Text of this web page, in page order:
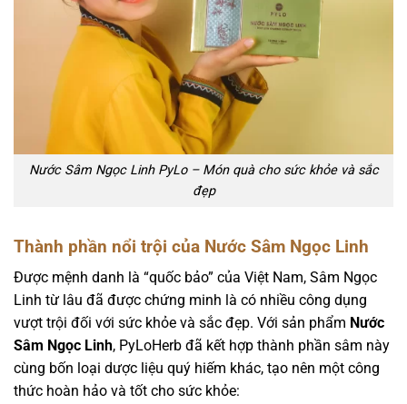
Nước Sâm Ngọc Linh PyLo – Món quà cho sức khỏe và sắc
đẹp
Thành phần nổi trội của Nước Sâm Ngọc Linh
Được mệnh danh là “quốc bảo” của Việt Nam, Sâm Ngọc
Linh từ lâu đã được chứng minh là có nhiều công dụng
vượt trội đối với sức khỏe và sắc đẹp. Với sản phẩm Nước
Sâm Ngọc Linh, PyLoHerb đã kết hợp thành phần sâm này
cùng bốn loại dược liệu quý hiếm khác, tạo nên một công
thức hoàn hảo và tốt cho sức khỏe: